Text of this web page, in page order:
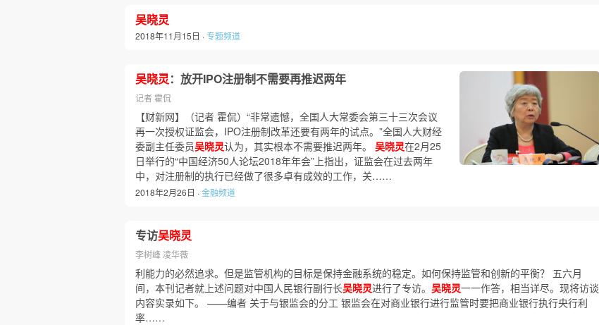
吴晓灵
2018年11月15日 ·专题频道
吴晓灵：放开IPO注册制不需要再推迟两年
记者 霍侃
【财新网】（记者 霍侃）“非常遗憾，全国人大常委会第三十三次会议
再一次授权证监会，IPO注册制改革还要有两年的试点。”全国人大财经
委副主任委员吴晓灵认为，其实根本不需要推迟两年。 吴晓灵在2月25
日举行的“中国经济50人论坛2018年年会”上指出，证监会在过去两年
中，对注册制的执行已经做了很多卓有成效的工作，关……
2018年2月26日 ·金融频道
专访吴晓灵
李树峰 凌华薇
利能力的必然追求。但是监管机构的目标是保持金融系统的稳定。如何保持监管和创新的平衡？ 五六月
间，本刊记者就上述问题对中国人民银行副行长吴晓灵进行了专访。 吴晓灵一一作答，相当详尽。现将访谈
内容实录如下。 ——编者 关于与银监会的分工 银监会在对商业银行进行监管时要把商业银行执行央行利
率……